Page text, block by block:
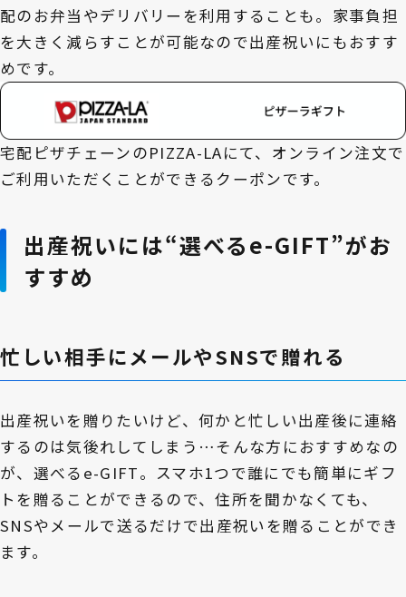
配のお弁当やデリバリーを利用することも。家事負担
を大きく減らすことが可能なので出産祝いにもおすす
めです。
宅配ピザチェーンのPIZZA-LAにて、オンライン注文で
ご利用いただくことができるクーポンです。
出産祝いには“選べるe-GIFT”がお
すすめ
忙しい相手にメールやSNSで贈れる
出産祝いを贈りたいけど、何かと忙しい出産後に連絡
するのは気後れしてしまう…そんな方におすすめなの
が、選べるe-GIFT。スマホ1つで誰にでも簡単にギフ
トを贈ることができるので、住所を聞かなくても、
SNSやメールで送るだけで出産祝いを贈ることができ
ます。